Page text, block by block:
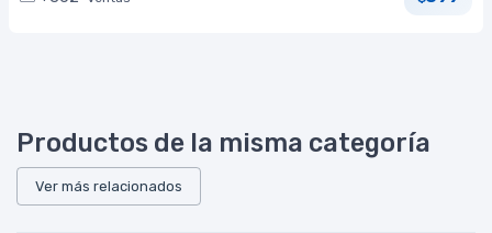
Productos de la misma categoría
Ver más relacionados